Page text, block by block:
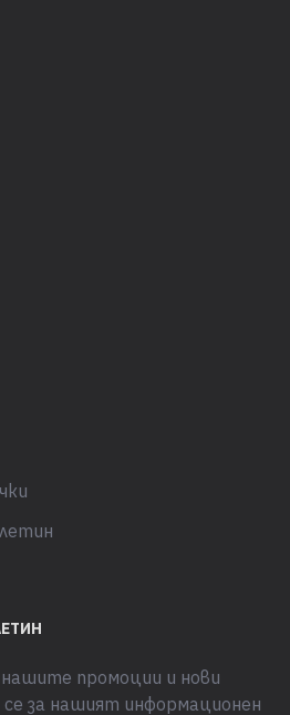
промоции и нови
за нашият информационен